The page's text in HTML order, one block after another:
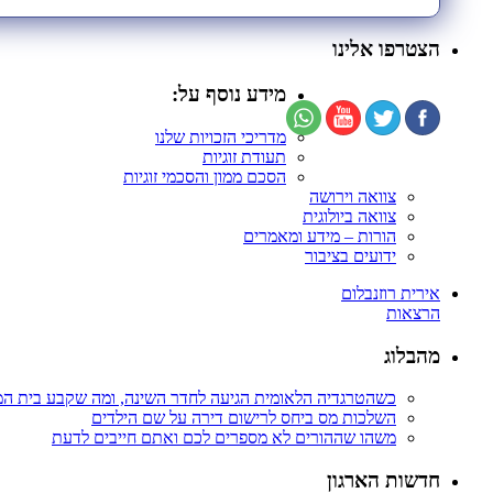
הצטרפו אלינו
מידע נוסף על:
מדריכי הזכויות שלנו
תעודת זוגיות
הסכם ממון והסכמי זוגיות
צוואה וירושה
צוואה ביולוגית
הורות – מידע ומאמרים
ידועים בציבור
אירית רוזנבלום
הרצאות
מהבלוג
כשהטרגדיה הלאומית הגיעה לחדר השינה, ומה שקבע בית
השלכות מס ביחס לרישום דירה על שם הילדים
משהו שההורים לא מספרים לכם ואתם חייבים לדעת
חדשות הארגון